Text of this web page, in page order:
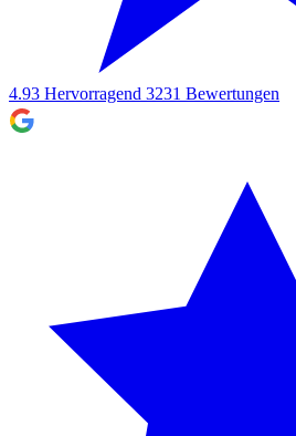
4.93 Hervorragend 3231 Bewertungen